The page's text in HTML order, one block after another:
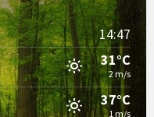
14:47
31°C
2 m/s
37°C
1 m/s